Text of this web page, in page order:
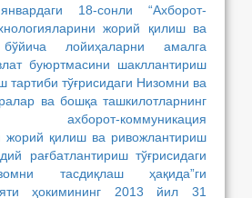
18-сонли “Ахборот-
жорий қилиш ва
лойиҳаларни амалга
буюртмасини шакллантириш
тўғрисидаги Низомни ва
ва бошқа ташкилотларнинг
коммуникация
жорий қилиш ва ривожлантириш
рағбатлантириш тўғрисидаги
тасдиқлаш ҳақида”ги
ҳокимининг 2013 йил 31